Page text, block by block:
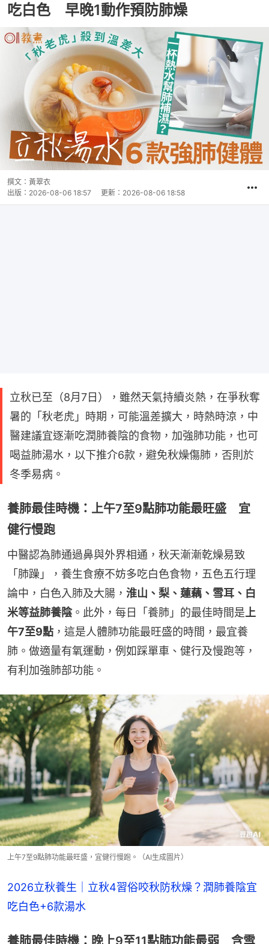
吃白色 早晚1動作預防肺燥
撰文： 黃翠衣
出版： 2026-08-06 18:57 更新： 2026-08-06 18:58
立秋已至（8月7日），雖然天氣持續炎熱，在爭秋奪
暑的「秋老虎」時期，可能溫差擴大，時熱時涼，中
醫建議宜逐漸吃潤肺養陰的食物，加強肺功能，也可
喝益肺湯水，以下推介6款，避免秋燥傷肺，否則於
冬季易病。
養肺最佳時機：上午7至9點肺功能最旺盛 宜
健行慢跑
中醫認為肺通過鼻與外界相通，秋天漸漸乾燥易致
「肺躁」，養生食療不妨多吃白色食物，五色五行理
論中，白色入肺及大腸， 淮山、梨、蓮藕、雪耳、白
米等益肺養陰。此外，每日「養肺」的最佳時間是 上
午7至9點 ，這是人體肺功能最旺盛的時間，最宜養
肺。做適量有氧運動，例如踩單車、健行及慢跑等，
有利加強肺部功能。
上午7至9點肺功能最旺盛，宜健行慢跑。（AI生成圖片）
2026立秋養生｜立秋4習俗咬秋防秋燥？潤肺養陰宜
吃白色+6款湯水
養肺最佳時機：晚上9至11點肺功能最弱 含雪